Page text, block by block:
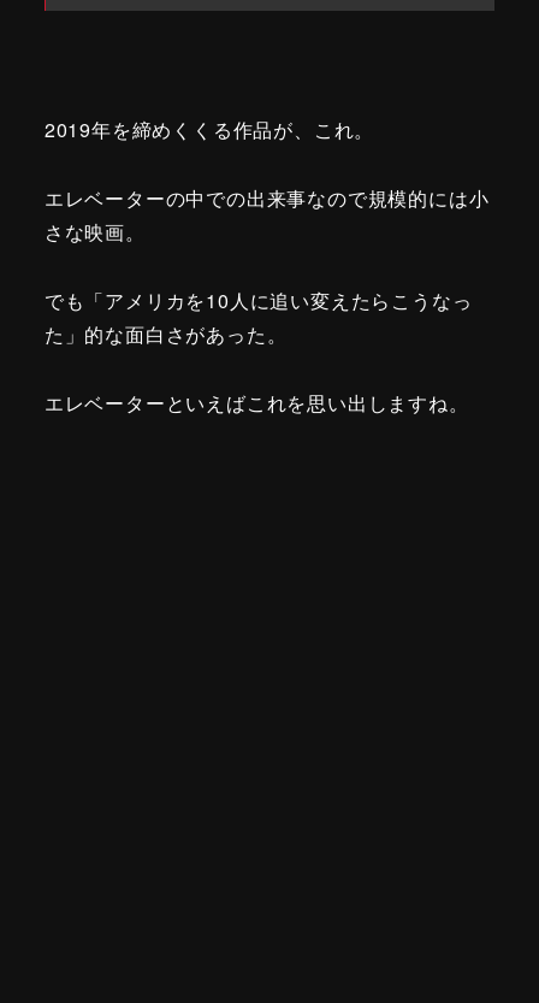
2019年を締めくくる作品が、これ。
エレベーターの中での出来事なので規模的には小
さな映画。
でも「アメリカを10人に追い変えたらこうなっ
た」的な面白さがあった。
エレベーターといえばこれを思い出しますね。